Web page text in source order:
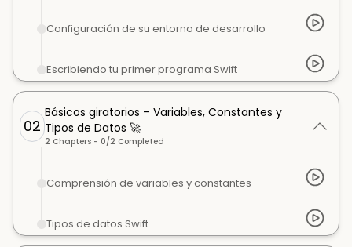
Configuración de su entorno de desarrollo
Escribiendo tu primer programa Swift
02
Básicos giratorios – Variables, Constantes y
Tipos de Datos 🚀
2 Chapters - 0/2 Completed
Comprensión de variables y constantes
Tipos de datos Swift